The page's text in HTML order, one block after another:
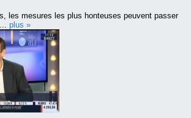
les mesures les plus honteuses peuvent passer
plus »